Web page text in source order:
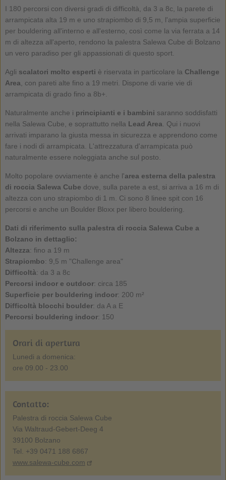
I 180 percorsi con diversi gradi di difficoltà, da 3 a 8c, la parete di
arrampicata alta 19 m e uno strapiombo di 9,5 m, l'ampia superficie
per bouldering all'interno e all'esterno, così come la via ferrata a 14
m di altezza all'aperto, rendono la palestra Salewa Cube di Bolzano
un vero paradiso per gli appassionati di questo sport.
Agli scalatori molto esperti è riservata in particolare la Challenge
Area , con pareti alte fino a 19 metri. Dispone di varie vie di
arrampicata di grado fino a 8b+.
Naturalmente anche i principianti e i bambini saranno soddisfatti
nella Salewa Cube, e soprattutto nella Lead Area . Qui i nuovi
arrivati imparano la giusta messa in sicurezza e apprendono come
fare i nodi di arrampicata. L'attrezzatura d'arrampicata può
naturalmente essere noleggiata anche sul posto.
Molto popolare ovviamente è anche l'area esterna della palestra
di roccia Salewa Cube dove, sulla parete a est, si arriva a 16 m di
altezza con uno strapiombo di 1 m. Ci sono 8 linee spit con 16
percorsi e anche un Boulder Bloxx per libero bouldering.
Dati di riferimento sulla palestra di roccia Salewa Cube a
Bolzano in dettaglio:
Altezza: fino a 19 m
Strapiombo: 9,5 m "Challenge area"
Difficoltà: da 3 a 8c
Percorsi indoor e outdoor: circa 185
Superficie per bouldering indoor: 200 m²
Difficoltà blocchi boulder: da A a E
Percorsi bouldering indoor: 150
Orari di apertura
Lunedi a domenica:
ore 09.00 - 23.00
Contatto:
Palestra di roccia Salewa Cube
Via Waltraud-Gebert-Deeg 4
39100 Bolzano
Tel. +39 0471 188 6867
www.salewa-cube.com